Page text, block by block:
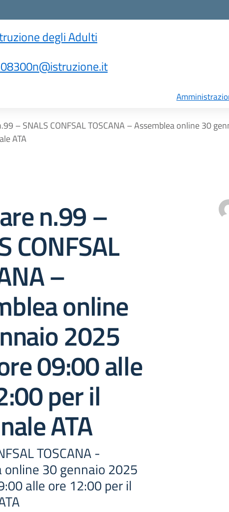
degli Adulti
– SNALS CONFSAL TOSCANA – Assemblea online 30
ATA
n.99 –
CONFSAL
–
online
2025
09:00 alle
per il
ATA
TOSCANA -
online 30 gennaio 2025
alle ore 12:00 per il